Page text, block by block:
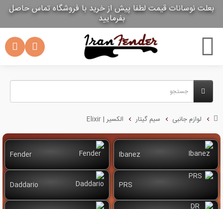
بعلت نوسانات قیمت لطفا پیش از خرید با فروشگاه تماس حاصل
بفرمایید
بعلت نوسانات قیمت لطفا پیش از خرید با فروشگاه تماس حاصل
بفرمایید
لوازم جانبی سیم گیتار الکسیر | Elixir
Ibanez
Fender
PRS
Daddario